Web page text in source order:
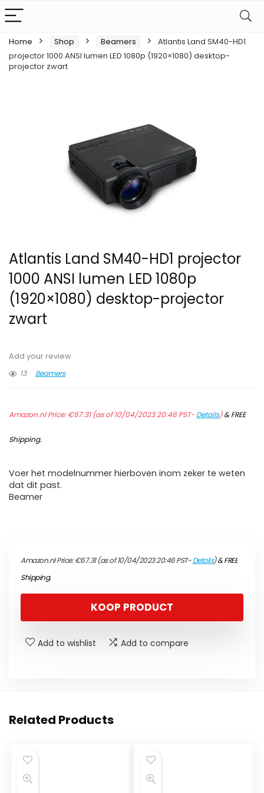
Home Shop Beamers
Atlantis Land SM40-HD1
projector 1000 ANSI lumen LED 1080p (1920×1080) desktop-
projector zwart
Atlantis Land SM40-HD1 projector
1000 ANSI lumen LED 1080p
(1920×1080) desktop-projector
zwart
Add your review
13
Beamers
Amazon.nl Price:€67.31(as of 10/04/2023 20:46 PST- Details)&FREE
Shipping.
Voer het modelnummer hierboven inom zeker te weten
dat dit past.
Beamer
Amazon.nl Price:€67.31(as of 10/04/2023 20:46 PST-Details)&FREE
Shipping.
KOOP PRODUCT
Add to wishlist Add to compare
Related Products